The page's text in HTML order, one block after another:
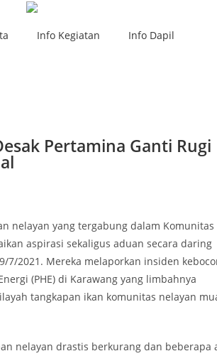
Info Kegiatan Info Dapil
Pertamina Ganti Rugi
nelayan yang tergabung dalam Komunitas
aspirasi sekaligus aduan secara daring
9/7/2021. Mereka melaporkan insiden
(PHE) di Karawang yang limbahnya
tangkapan ikan komunitas nelayan
nelayan drastis berkurang dan beberapa